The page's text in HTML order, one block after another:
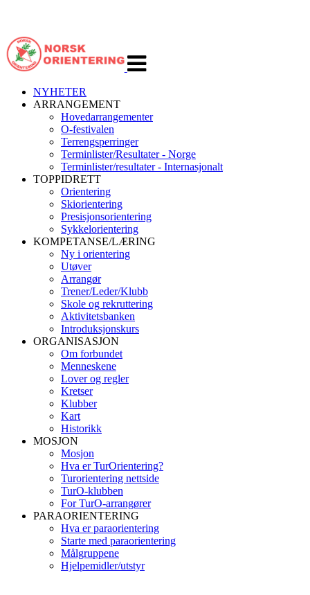
navigasjon
NYHETER
ARRANGEMENT
Hovedarrangementer
O-festivalen
Terrengsperringer
Terminlister/Resultater - Norge
Terminlister/resultater - Internasjonalt
TOPPIDRETT
Orientering
Skiorientering
Presisjonsorientering
Sykkelorientering
KOMPETANSE/LÆRING
Ny i orientering
Utøver
Arrangør
Trener/Leder/Klubb
Skole og rekruttering
Aktivitetsbanken
Introduksjonskurs
ORGANISASJON
Om forbundet
Menneskene
Lover og regler
Kretser
Klubber
Kart
Historikk
MOSJON
Mosjon
Hva er TurOrientering?
Turorientering nettside
TurO-klubben
For TurO-arrangører
PARAORIENTERING
Hva er paraorientering
Starte med paraorientering
Målgruppene
Hjelpemidler/utstyr